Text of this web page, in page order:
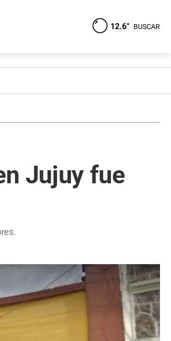
12.6° BUSCAR
Jujuy fue